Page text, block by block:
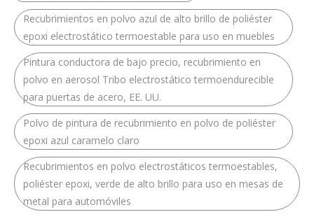
Recubrimientos en polvo azul de alto brillo de poliéster
epoxi electrostático termoestable para uso en muebles
Pintura conductora de bajo precio, recubrimiento en
polvo en aerosol Tribo electrostático termoendurecible
para puertas de acero, EE. UU.
Polvo de pintura de recubrimiento en polvo de poliéster
epoxi azul caramelo claro
Recubrimientos en polvo electrostáticos termoestables,
poliéster epoxi, verde de alto brillo para uso en mesas de
metal para automóviles